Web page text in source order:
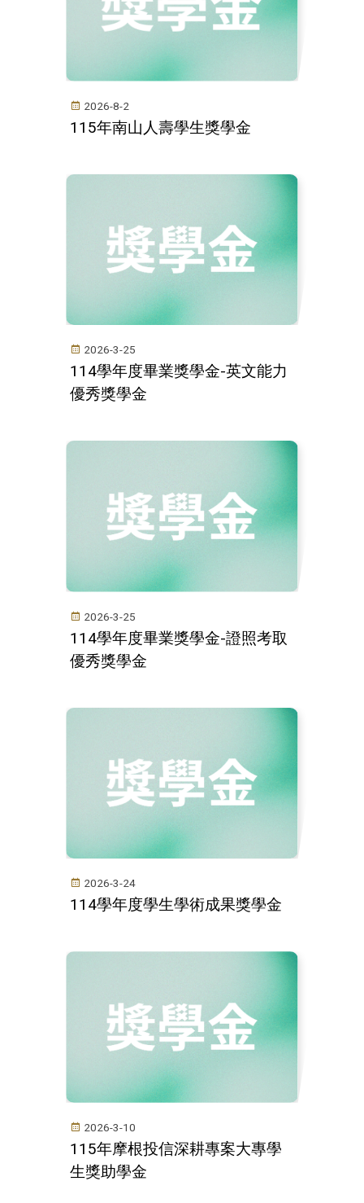
2026-8-2
115年南山人壽學生獎學金
2026-3-25
114學年度畢業獎學金-英文能力
優秀獎學金
2026-3-25
114學年度畢業獎學金-證照考取
優秀獎學金
2026-3-24
114學年度學生學術成果獎學金
2026-3-10
115年摩根投信深耕專案大專學
生獎助學金